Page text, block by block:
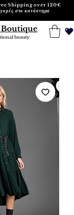
Shipping over 120€
στο κατάστημα
Boutique
beauty